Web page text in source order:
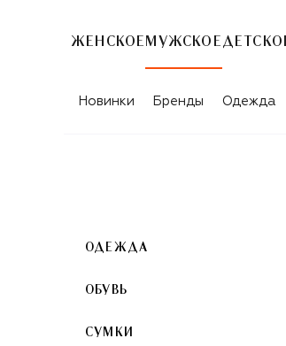
ЖЕНСКОЕ МУЖСКОЕ
СИНИЕ МУЖСКИЕ
Новинки Бренды Одежда
ОДЕЖДА
ОБУВЬ
СУМКИ